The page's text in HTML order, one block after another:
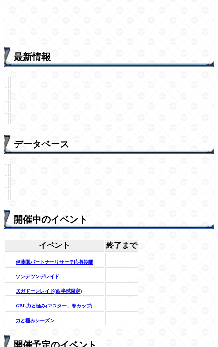
最新情報
データベース
開催中のイベント
イベント 終了まで
伊藤園パートナーリサーチ応募期間
ツンデツンデレイド
ズガドーンレイド(西半球限定)
GBL力と極み(マスター、春カップ)
力と極みシーズン
開催予定のイベント